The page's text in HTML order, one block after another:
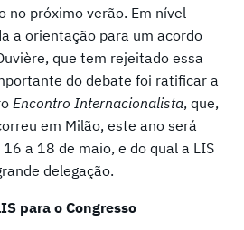
no próximo verão. Em nível
a orientação para um acordo
que tem rejeitado essa
do debate foi ratificar a
Encontro Internacionalista, que,
em Milão, este ano será
a 18 de maio, e do qual a LIS
delegação.
para o Congresso